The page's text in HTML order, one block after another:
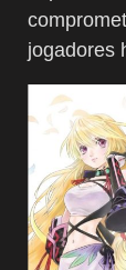
jogadores